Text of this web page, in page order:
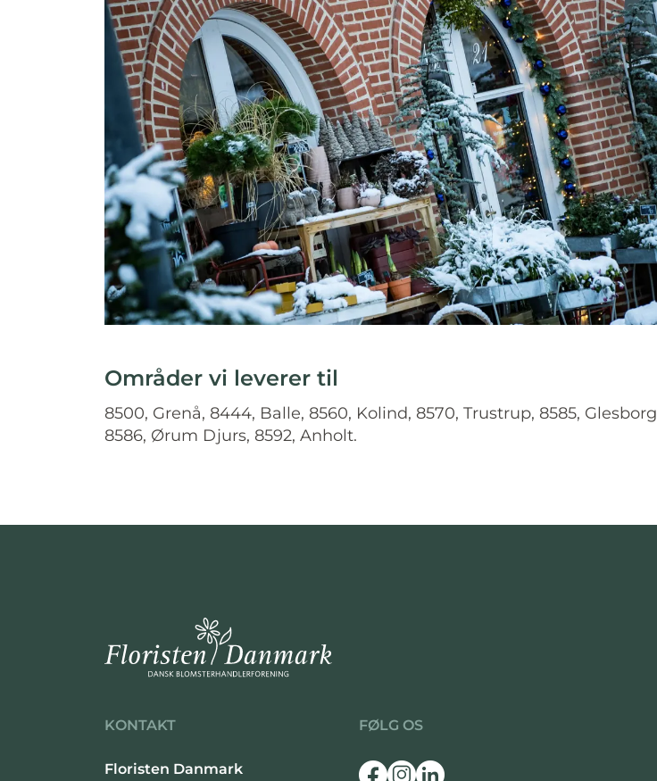
Områder vi leverer til
8500, Grenå, 8444, Balle, 8560, Kolind, 8570, Trustrup, 8585,
8586, Ørum Djurs, 8592, Anholt.
KONTAKT
Floristen Danmark
FØLG OS